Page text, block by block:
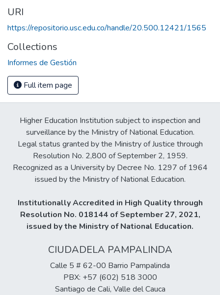
URI
https://repositorio.usc.edu.co/handle/20.500.12421/1565
Collections
Informes de Gestión
Full item page
Higher Education Institution subject to inspection and
surveillance by the Ministry of National Education.
Legal status granted by the Ministry of Justice through
Resolution No. 2,800 of September 2, 1959.
Recognized as a University by Decree No. 1297 of 1964
issued by the Ministry of National Education.
Institutionally Accredited in High Quality through
Resolution No. 018144 of September 27, 2021,
issued by the Ministry of National Education.
CIUDADELA PAMPALINDA
Calle 5 # 62-00 Barrio Pampalinda
PBX: +57 (602) 518 3000
Santiago de Cali, Valle del Cauca